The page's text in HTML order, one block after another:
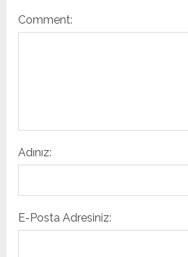
Comment:
Adınız:
E-Posta Adresiniz: